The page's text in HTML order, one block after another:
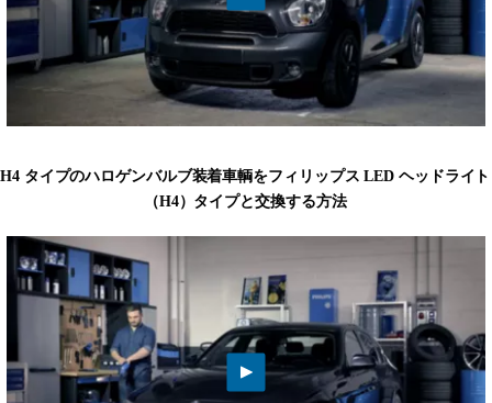
H4 タイプのハロゲンバルブ装着車輌をフィリップス LED ヘッドライト
（H4）タイプと交換する方法